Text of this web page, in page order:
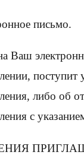
письмо.
Ваш
поступит
либо об
с